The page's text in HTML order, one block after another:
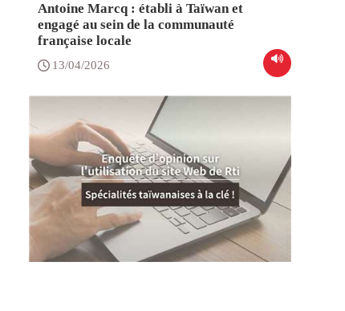
Antoine Marcq : établi à Taïwan et
engagé au sein de la communauté
française locale
13/04/2026